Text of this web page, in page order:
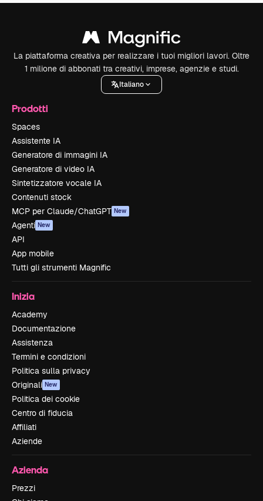
La piattaforma creativa per realizzare i tuoi migliori lavori. Oltre
1 milione di abbonati tra creativi, imprese, agenzie e studi.
Italiano
Prodotti
Spaces
Assistente IA
Generatore di immagini IA
Generatore di video IA
Sintetizzatore vocale IA
Contenuti stock
MCP per Claude/ChatGPT New
Agenti New
API
App mobile
Tutti gli strumenti Magnific
Inizia
Academy
Documentazione
Assistenza
Termini e condizioni
Politica sulla privacy
Originali New
Politica dei cookie
Centro di fiducia
Affiliati
Aziende
Azienda
Prezzi